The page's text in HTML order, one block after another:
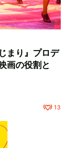
まり』プロデ
画の役割と
13